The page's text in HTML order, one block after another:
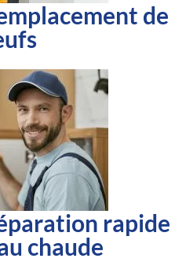
de
rapide
chaude